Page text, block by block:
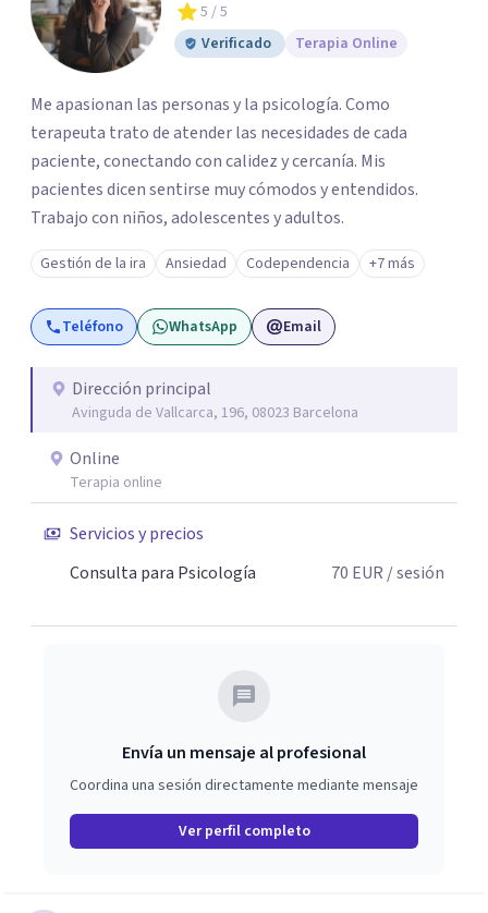
5 / 5
Verificado
Terapia Online
Me apasionan las personas y la psicología. Como
terapeuta trato de atender las necesidades de cada
paciente, conectando con calidez y cercanía. Mis
pacientes dicen sentirse muy cómodos y entendidos.
Trabajo con niños, adolescentes y adultos.
Gestión de la ira Ansiedad Codependencia +7 más
Teléfono WhatsApp Email
Dirección principal
Avinguda de Vallcarca, 196, 08023 Barcelona
Online
Terapia online
Servicios y precios
Consulta para Psicología
70 EUR / sesión
Envía un mensaje al profesional
Coordina una sesión directamente mediante mensaje
Ver perfil completo